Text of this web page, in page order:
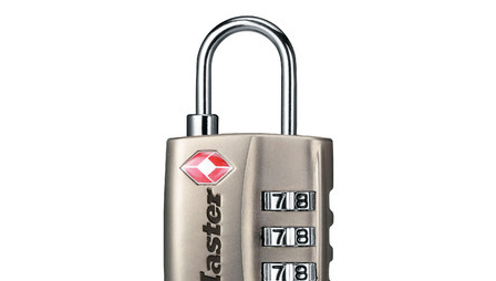
VER DETALLES
Añadir a la lista de cotización